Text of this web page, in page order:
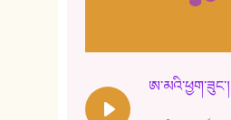
ཨ་མའི་ཕྱག་ཟུང་།